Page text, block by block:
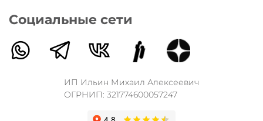
Социальные сети
ИП Ильин Михаил Алексеевич
ОГРНИП: 321774600057247